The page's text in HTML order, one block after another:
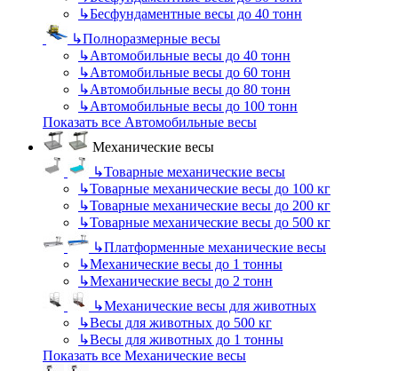
↳Бесфундаментные весы до 40 тонн
↳Полноразмерные весы
↳Автомобильные весы до 40 тонн
↳Автомобильные весы до 60 тонн
↳Автомобильные весы до 80 тонн
↳Автомобильные весы до 100 тонн
Показать все Автомобильные весы
Механические весы
↳Товарные механические весы
↳Товарные механические весы до 100 кг
↳Товарные механические весы до 200 кг
↳Товарные механические весы до 500 кг
↳Платформенные механические весы
↳Механические весы до 1 тонны
↳Механические весы до 2 тонн
↳Механические весы для животных
↳Весы для животных до 500 кг
↳Весы для животных до 1 тонны
Показать все Механические весы